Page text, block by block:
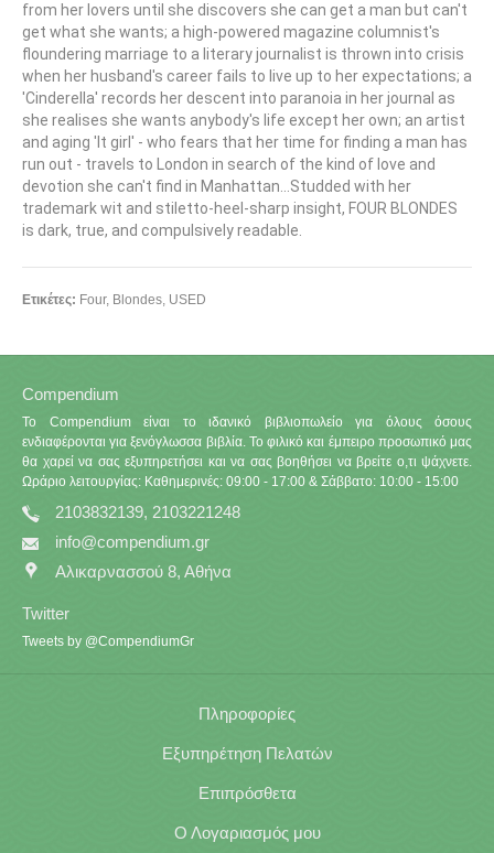
from her lovers until she discovers she can get a man but can't
get what she wants; a high-powered magazine columnist's
floundering marriage to a literary journalist is thrown into crisis
when her husband's career fails to live up to her expectations; a
'Cinderella' records her descent into paranoia in her journal as
she realises she wants anybody's life except her own; an artist
and aging 'It girl' - who fears that her time for finding a man has
run out - travels to London in search of the kind of love and
devotion she can't find in Manhattan...Studded with her
trademark wit and stiletto-heel-sharp insight, FOUR BLONDES
is dark, true, and compulsively readable.
Ετικέτες: Four, Blondes, USED
Compendium
Το Compendium είναι το ιδανικό βιβλιοπωλείο για όλους όσους
ενδιαφέρονται για ξενόγλωσσα βιβλία. Το φιλικό και έμπειρο προσωπικό μας
θα χαρεί να σας εξυπηρετήσει και να σας βοηθήσει να βρείτε ο,τι ψάχνετε.
Ωράριο λειτουργίας: Καθημερινές: 09:00 - 17:00 & Σάββατο: 10:00 - 15:00
2103832139, 2103221248
info@compendium.gr
Αλικαρνασσού 8, Αθήνα
Twitter
Tweets by @CompendiumGr
Πληροφορίες
Εξυπηρέτηση Πελατών
Επιπρόσθετα
Ο Λογαριασμός μου